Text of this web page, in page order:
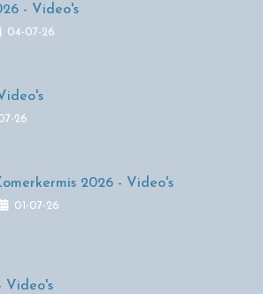
- Video's
04-07-26
26
2026 - Video's
01-07-26
Video's